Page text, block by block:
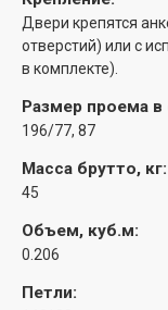
Двери крепятся
отверстий) или с
в комплекте).
Размер проема в
196/77, 87
Масса брутто, кг:
45
Объем, куб.м:
0.206
Петли: